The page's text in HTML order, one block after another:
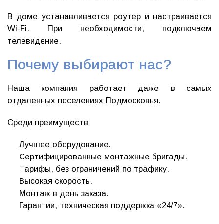
В доме устанавливается роутер и настраивается
Wi-Fi. При необходимости, подключаем
телевидение.
Почему выбирают нас?
Наша компания работает даже в самых
отдаленных поселениях Подмосковья.
Среди преимуществ:
Лучшее оборудование.
Сертифицированные монтажные бригады.
Тарифы, без ограничений по трафику.
Высокая скорость.
Монтаж в день заказа.
Гарантии, техническая поддержка «24/7».